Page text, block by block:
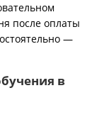
после оплаты
—
в